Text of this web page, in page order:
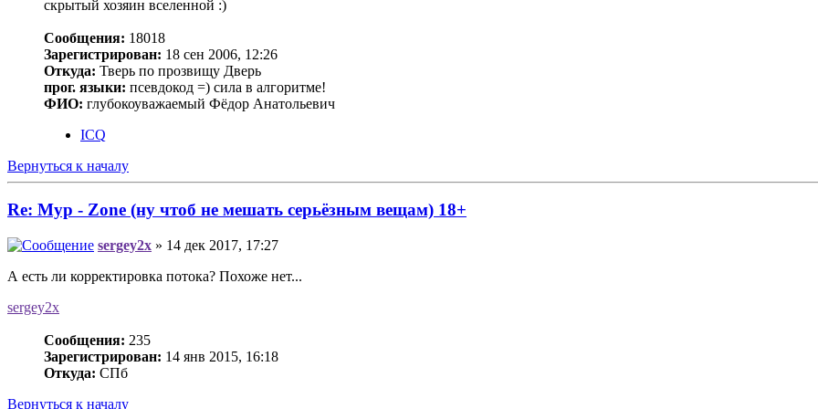
скрытый хозяин вселенной :)
Сообщения: 18018
Зарегистрирован: 18 сен 2006, 12:26
Откуда: Тверь по прозвищу Дверь
прог. языки: псевдокод =) сила в алгоритме!
ФИО: глубокоуважаемый Фёдор Анатольевич
ICQ
Вернуться к началу
Re: Myp - Zone (ну чтоб не мешать серьёзным вещам) 18+
sergey2x » 14 дек 2017, 17:27
А есть ли корректировка потока? Похоже нет...
sergey2x
Сообщения: 235
Зарегистрирован: 14 янв 2015, 16:18
Откуда: СПб
Вернуться к началу